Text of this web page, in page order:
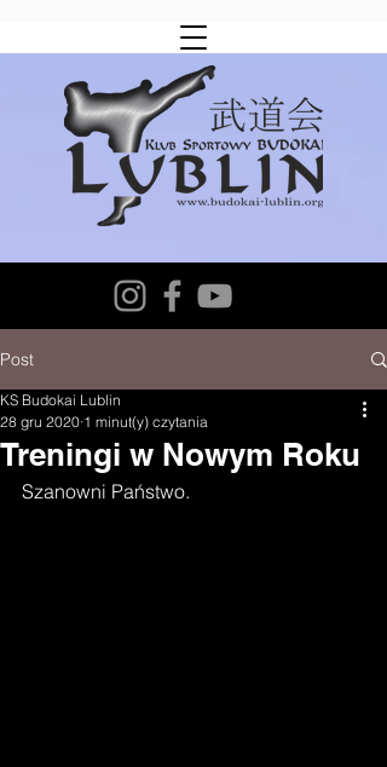
Post
Treningi w Nowym Roku
KS Budokai Lublin
28 gru 2020 1 minut(y) czytania
Szanowni Państwo.